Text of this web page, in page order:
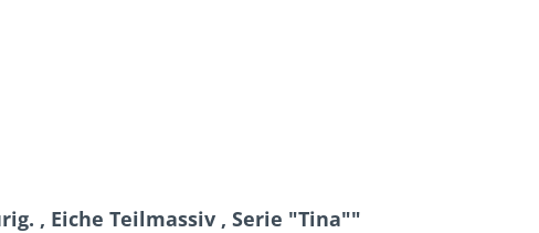
, Eiche Teilmassiv , Serie "Tina""